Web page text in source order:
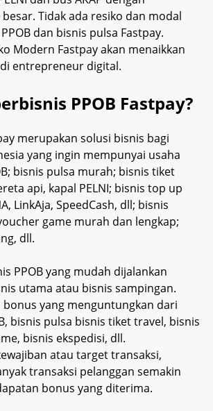
Tidak ada resiko dan modal
dan bisnis pulsa Fastpay.
Modern Fastpay akan menaikkan
entrepreneur digital.
PPOB Fastpay?
merupakan solusi bisnis bagi
yang ingin mempunyai usaha
bisnis pulsa murah; bisnis tiket
api, kapal PELNI; bisnis top up
LinkAja, SpeedCash, dll; bisnis
game murah dan lengkap;
dll.
PPOB yang mudah dijalankan
utama atau bisnis sampingan.
bonus yang menguntungkan dari
bisnis pulsa bisnis tiket travel, bisnis
bisnis ekspedisi, dll.
atau target transaksi,
transaksi pelanggan semakin
bonus yang diterima.